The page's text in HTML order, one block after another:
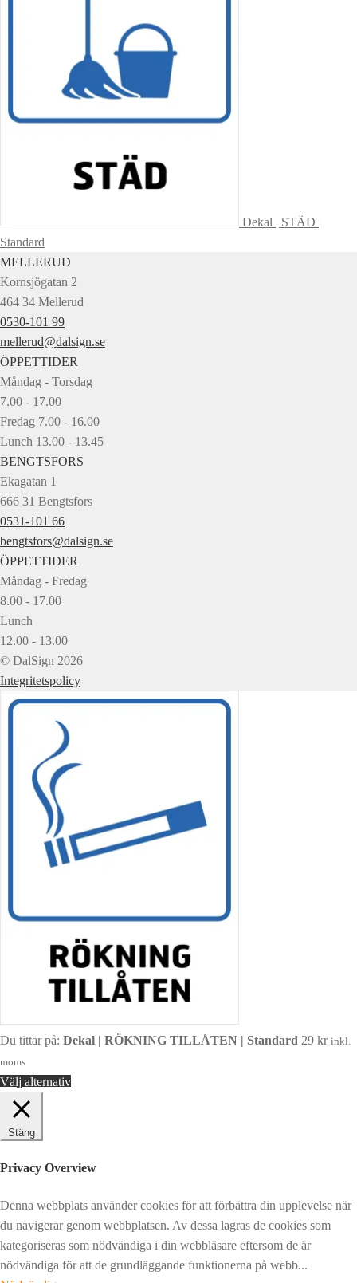
Dekal | STÄD |
Standard
MELLERUD
Kornsjögatan 2
464 34 Mellerud
0530-101 99
mellerud@dalsign.se
ÖPPETTIDER
Måndag - Torsdag
7.00 - 17.00
Fredag 7.00 - 16.00
Lunch 13.00 - 13.45
BENGTSFORS
Ekagatan 1
666 31 Bengtsfors
0531-101 66
bengtsfors@dalsign.se
ÖPPETTIDER
Måndag - Fredag
8.00 - 17.00
Lunch
12.00 - 13.00
© DalSign 2026
Integritetspolicy
Du tittar på: Dekal | RÖKNING TILLÅTEN | Standard 29 kr inkl.
moms
Välj alternativ
Stäng
Privacy Overview
Denna webbplats använder cookies för att förbättra din upplevelse när
du navigerar genom webbplatsen. Av dessa lagras de cookies som
kategoriseras som nödvändiga i din webbläsare eftersom de är
nödvändiga för att de grundläggande funktionerna på webb...